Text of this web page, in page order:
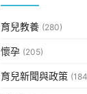
育兒教養 (280)
懷孕 (205)
育兒新聞與政策